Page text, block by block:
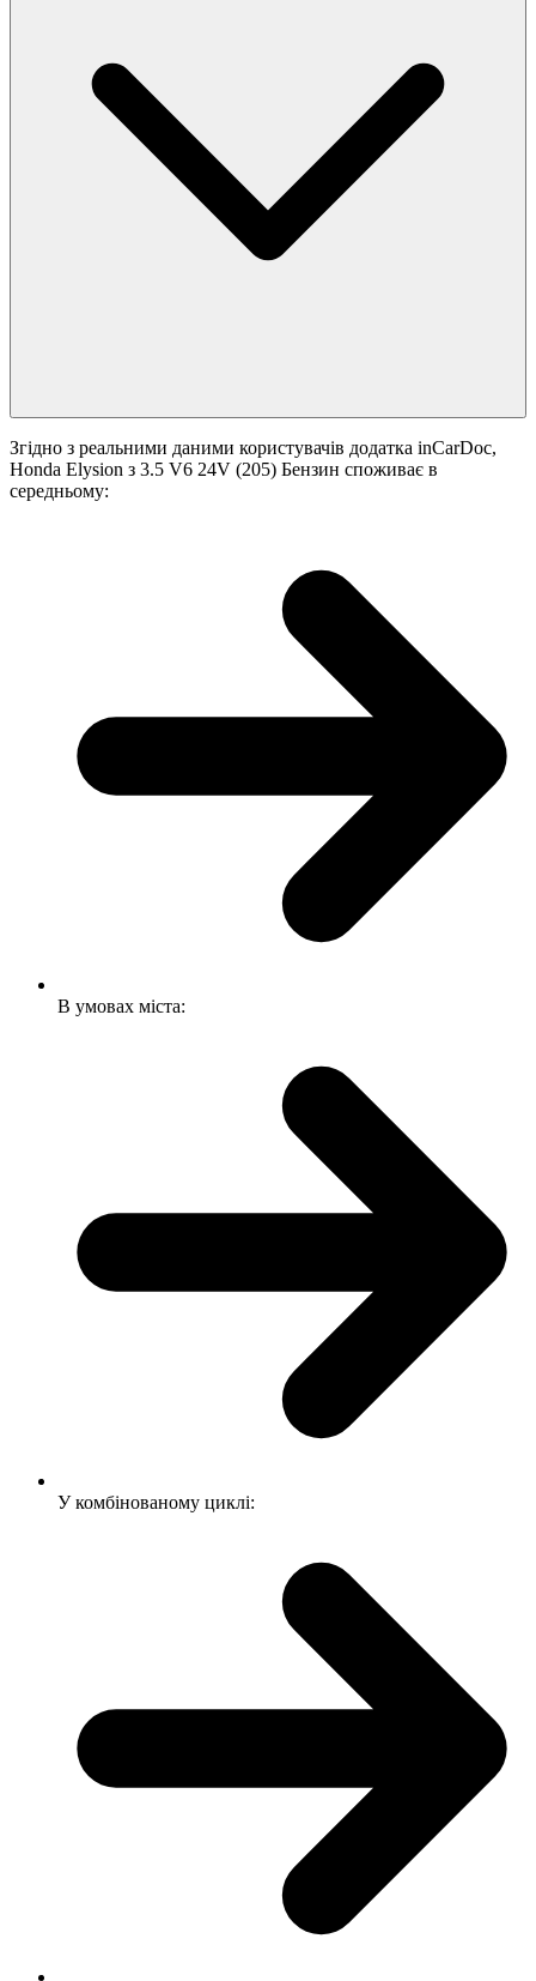
Згідно з реальними даними користувачів додатка inCarDoc,
Honda Elysion з 3.5 V6 24V (205) Бензин споживає в
середньому:
В умовах міста:
У комбінованому циклі: